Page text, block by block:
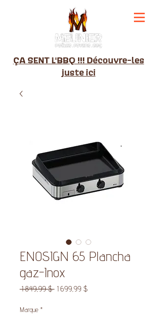
ÇA SENT L'BBQ !!! Découvre-les
juste ici
ENOSIGN 65 Plancha
gaz-Inox
1 849,99 $ Prix
1 699,99 $
Marque *